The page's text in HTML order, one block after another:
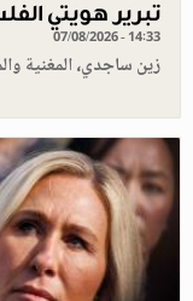
تبرير هويتي
07/08/2026 - 14:33
زين ساجدي، المغنية